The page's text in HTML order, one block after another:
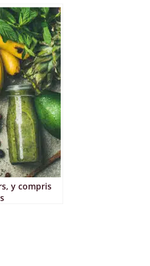
y compris